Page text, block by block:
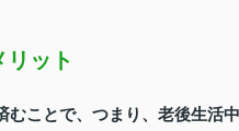
ット
ことで、つまり、老後生活